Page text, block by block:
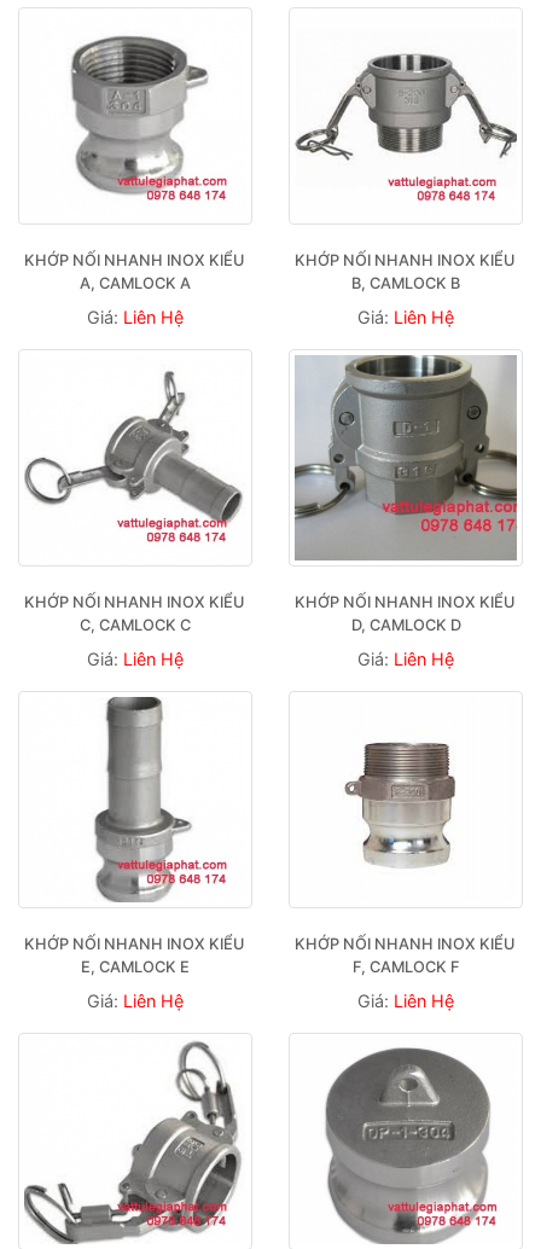
KHỚP NỐI NHANH INOX KIỂU
A, CAMLOCK A
Giá: Liên Hệ
KHỚP NỐI NHANH INOX KIỂU
B, CAMLOCK B
Giá: Liên Hệ
KHỚP NỐI NHANH INOX KIỂU
C, CAMLOCK C
Giá: Liên Hệ
KHỚP NỐI NHANH INOX KIỂU
D, CAMLOCK D
Giá: Liên Hệ
KHỚP NỐI NHANH INOX KIỂU
E, CAMLOCK E
Giá: Liên Hệ
KHỚP NỐI NHANH INOX KIỂU
F, CAMLOCK F
Giá: Liên Hệ